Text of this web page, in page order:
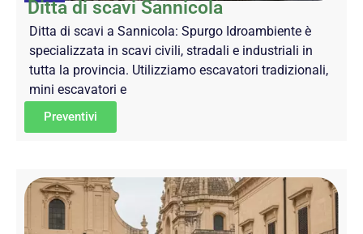
Ditta di scavi Sannicola
Ditta di scavi a Sannicola: Spurgo Idroambiente è
specializzata in scavi civili, stradali e industriali in
tutta la provincia. Utilizziamo escavatori tradizionali,
mini escavatori e
Preventivi